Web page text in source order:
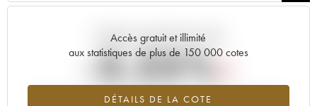
Accès gratuit et illimité
aux statistiques de plus de 150 000 cotes
DÉTAILS DE LA COTE
Tendance actuelle de la cote
-3.25%
Tendance à la baisse du millésime 1990 en 2026 par rapport à